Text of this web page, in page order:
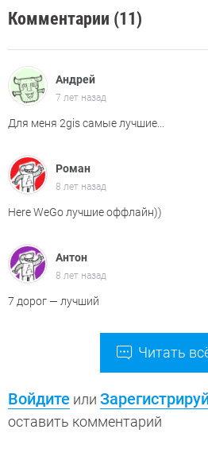
Комментарии (11)
Андрей
7 лет назад
Для меня 2gis самые лучшие...
Роман
8 лет назад
Here WeGo лучшие оффлайн))
Антон
8 лет назад
7 дорог — лучший
Читать
Войдите или
оставить комментарий